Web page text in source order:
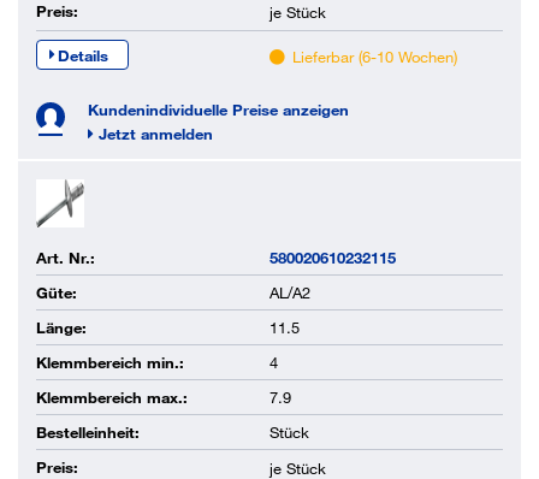
Preis:
je Stück
Details Lieferbar (6-10 Wochen)
Kundenindividuelle Preise anzeigen
Jetzt anmelden
Art. Nr.:
580020610232115
Güte:
AL/A2
Länge:
11.5
Klemmbereich min.:
4
Klemmbereich max.:
7.9
Bestelleinheit:
Stück
Preis:
je Stück